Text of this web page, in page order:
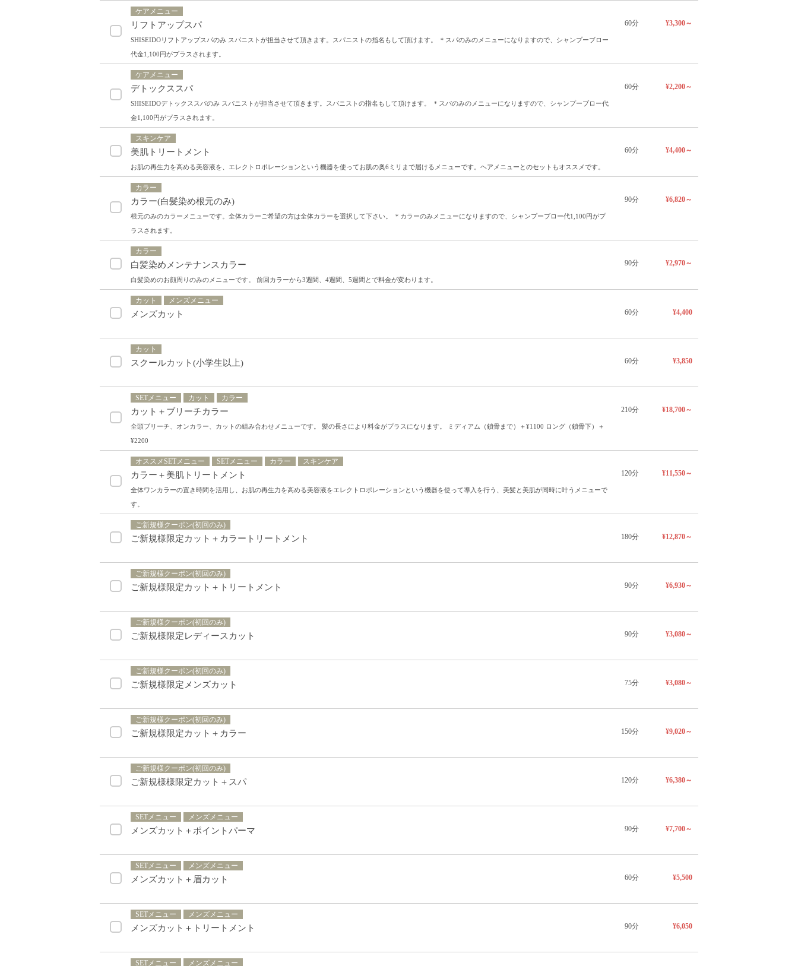
ケアメニュー
リフトアップスパ
SHISEIDOリフトアップスパのみ スパニストが担当させて頂きます。スパニストの指名もして頂けます。 ＊スパのみのメニューになりますので、シャンプーブロー
代金1,100円がプラスされます。
60分 ¥3,300～
ケアメニュー
デトックススパ
SHISEIDOデトックススパのみ スパニストが担当させて頂きます。スパニストの指名もして頂けます。 ＊スパのみのメニューになりますので、シャンプーブロー代
金1,100円がプラスされます。
60分 ¥2,200～
スキンケア
美肌トリートメント
お肌の再生力を高める美容液を、エレクトロポレーションという機器を使ってお肌の奥6ミリまで届けるメニューです。ヘアメニューとのセットもオススメです。
60分 ¥4,400～
カラー
カラー(白髪染め根元のみ)
根元のみのカラーメニューです。全体カラーご希望の方は全体カラーを選択して下さい。 ＊カラーのみメニューになりますので、シャンプーブロー代1,100円がプ
ラスされます。
90分 ¥6,820～
カラー
白髪染めメンテナンスカラー
白髪染めのお顔周りのみのメニューです。 前回カラーから3週間、4週間、5週間とで料金が変わります。
90分 ¥2,970～
カット メンズメニュー
メンズカット 60分 ¥4,400
カット
スクールカット(小学生以上) 60分 ¥3,850
SETメニュー カット カラー
カット＋ブリーチカラー
全頭ブリーチ、オンカラー、カットの組み合わせメニューです。 髪の長さにより料金がプラスになります。 ミディアム（鎖骨まで）＋¥1100 ロング（鎖骨下）＋
¥2200
210分 ¥18,700～
オススメSETメニュー SETメニュー カラー スキンケア
カラー＋美肌トリートメント
全体ワンカラーの置き時間を活用し、お肌の再生力を高める美容液をエレクトロポレーションという機器を使って導入を行う、美髪と美肌が同時に叶うメニューで
す。
120分 ¥11,550～
ご新規様クーポン(初回のみ)
ご新規様限定カット＋カラートリートメント 180分 ¥12,870～
ご新規様クーポン(初回のみ)
ご新規様限定カット＋トリートメント 90分 ¥6,930～
ご新規様クーポン(初回のみ)
ご新規様限定レディースカット 90分 ¥3,080～
ご新規様クーポン(初回のみ)
ご新規様限定メンズカット 75分 ¥3,080～
ご新規様クーポン(初回のみ)
ご新規様限定カット＋カラー 150分 ¥9,020～
ご新規様クーポン(初回のみ)
ご新規様様限定カット＋スパ 120分 ¥6,380～
SETメニュー メンズメニュー
メンズカット＋ポイントパーマ 90分 ¥7,700～
SETメニュー メンズメニュー
メンズカット＋眉カット 60分 ¥5,500
SETメニュー メンズメニュー
メンズカット＋トリートメント 90分 ¥6,050
SETメニュー メンズメニュー